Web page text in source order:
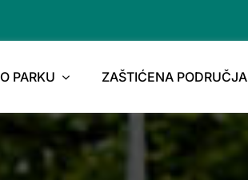
O PARKU ZAŠTIĆENA PODRUČJA